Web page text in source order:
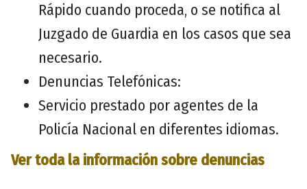
Rápido cuando proceda, o se notifica al
Juzgado de Guardia en los casos que sea
necesario.
Denuncias Telefónicas:
Servicio prestado por agentes de la
Policía Nacional en diferentes idiomas.
Ver toda la información sobre denuncias